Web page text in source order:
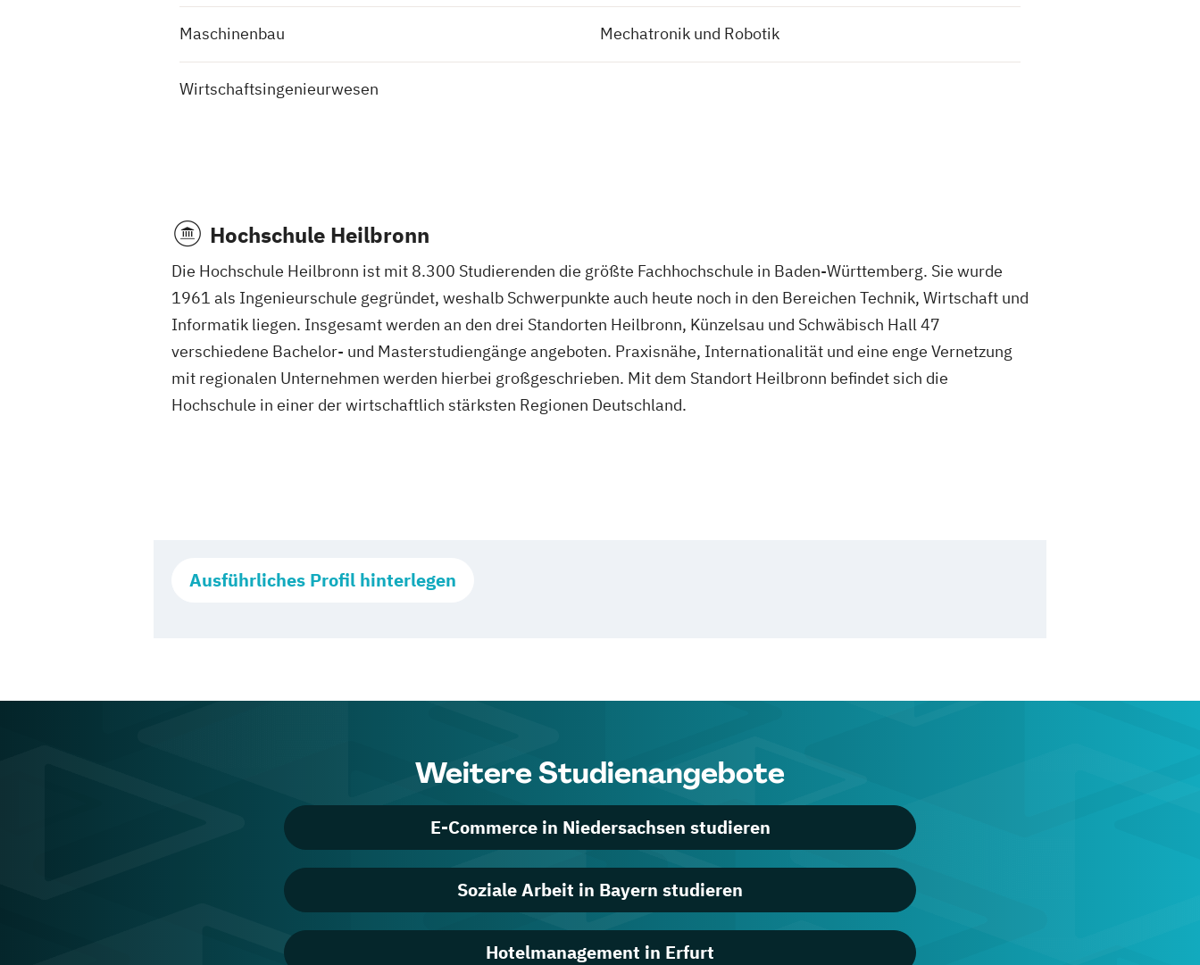
Maschinenbau Mechatronik und Robotik
Wirtschaftsingenieurwesen
Hochschule Heilbronn
Die Hochschule Heilbronn ist mit 8.300 Studierenden die größte Fachhochschule in Baden-Württemberg. Sie wurde
1961 als Ingenieurschule gegründet, weshalb Schwerpunkte auch heute noch in den Bereichen Technik, Wirtschaft und
Informatik liegen. Insgesamt werden an den drei Standorten Heilbronn, Künzelsau und Schwäbisch Hall 47
verschiedene Bachelor- und Masterstudiengänge angeboten. Praxisnähe, Internationalität und eine enge Vernetzung
mit regionalen Unternehmen werden hierbei großgeschrieben. Mit dem Standort Heilbronn befindet sich die
Hochschule in einer der wirtschaftlich stärksten Regionen Deutschland.
Ausführliches Profil hinterlegen
Weitere Studienangebote
E-Commerce in Niedersachsen studieren
Soziale Arbeit in Bayern studieren
Hotelmanagement in Erfurt